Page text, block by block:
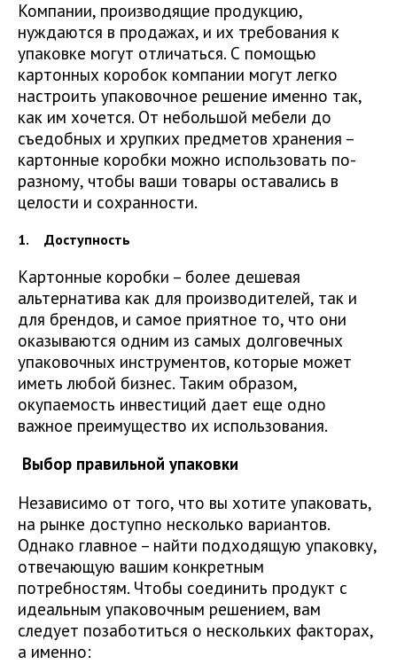
Компании, производящие продукцию,
нуждаются в продажах, и их требования к
упаковке могут отличаться. С помощью
картонных коробок компании могут легко
настроить упаковочное решение именно так,
как им хочется. От небольшой мебели до
съедобных и хрупких предметов хранения –
картонные коробки можно использовать по-
разному, чтобы ваши товары оставались в
целости и сохранности.
Доступность
Картонные коробки – более дешевая
альтернатива как для производителей, так и
для брендов, и самое приятное то, что они
оказываются одним из самых долговечных
упаковочных инструментов, которые может
иметь любой бизнес. Таким образом,
окупаемость инвестиций дает еще одно
важное преимущество их использования.
Выбор правильной упаковки
Независимо от того, что вы хотите упаковать,
на рынке доступно несколько вариантов.
Однако главное – найти подходящую упаковку,
отвечающую вашим конкретным
потребностям. Чтобы соединить продукт с
идеальным упаковочным решением, вам
следует позаботиться о нескольких факторах,
а именно: